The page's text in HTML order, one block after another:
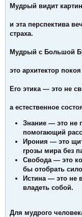
Мудрый видит
и эта перспектива
страха.
Мудрый с Большой
это архитектор
Его этика — это не
а естественное
Знание — это не
помогающий
Ирония — это
грозы мира без
Свобода — это
бы отобрать
Истина — это не
владеть собой.
Для мудрого